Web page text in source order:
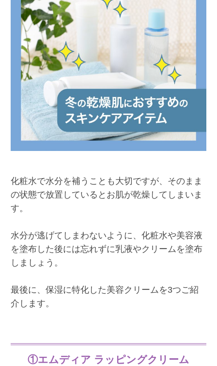
化粧水で水分を補うことも大切ですが、そのまま
の状態で放置しているとお肌が乾燥してしまいま
す。
水分が逃げてしまわないように、化粧水や美容液
を塗布した後には忘れずに乳液やクリームを塗布
しましょう。
最後に、保湿に特化した美容クリームを3つご紹
介します。
①エムディア ラッピングクリーム